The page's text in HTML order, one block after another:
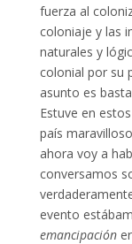
fuerza al
coloniaje y las
naturales y
colonial por su
asunto es
Estuve en
país
ahora voy a
conversamos
evento
emancipación